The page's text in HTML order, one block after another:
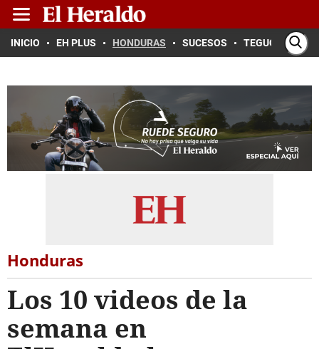
INICIO EH PLUS HONDURAS SUCESOS TEGUCIGALPA
Honduras
Los 10 videos de la
semana en